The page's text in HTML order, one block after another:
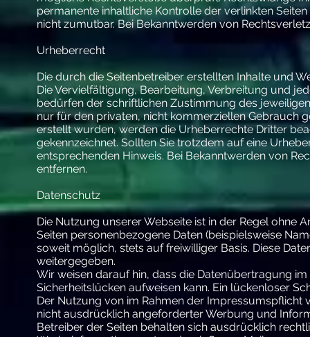
permanente inhaltliche Kontrolle der verlinkten
nicht zumutbar. Bei Bekanntwerden von
Urheberrecht
Die durch die Seitenbetreiber erstellten Inhalte und
Die Vervielfältigung, Bearbeitung, Verbreitung und
bedürfen der schriftlichen Zustimmung des
nur für den privaten, nicht kommerziellen Gebrauch
erstellt wurden, werden die Urheberrechte Dritter
gekennzeichnet. Sollten Sie trotzdem auf eine
entsprechenden Hinweis. Bei Bekanntwerden von
entfernen.
Datenschutz
Die Nutzung unserer Webseite ist in der Regel ohne
Seiten personenbezogene Daten (beispielsweise
soweit möglich, stets auf freiwilliger Basis. Diese
weitergegeben.
Wir weisen darauf hin, dass die Datenübertragung
Sicherheitslücken aufweisen kann. Ein lückenloser
Der Nutzung von im Rahmen der
nicht ausdrücklich angeforderter Werbung und
Betreiber der Seiten behalten sich ausdrücklich